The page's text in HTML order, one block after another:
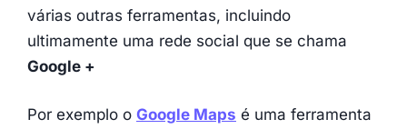
várias outras ferramentas, incluindo
ultimamente uma rede social que se chama
Google +
Por exemplo o Google Maps é uma ferramenta